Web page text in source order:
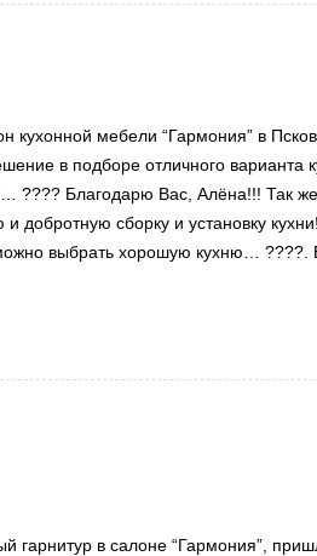
кухонной мебели “Гармония” в
в подборе отличного варианта
Благодарю Вас, Алёна!!! Так
добротную сборку и установку
выбрать хорошую кухню… ????.
гарнитур в салоне “Гармония”,